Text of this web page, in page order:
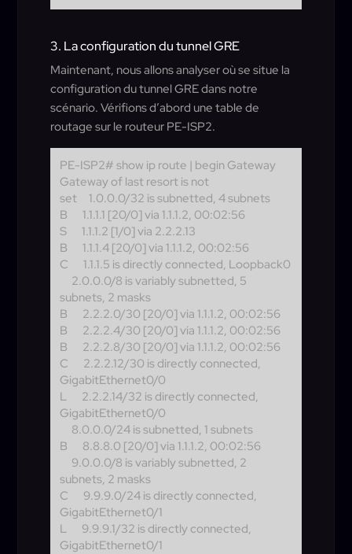
3. La configuration du tunnel GRE
Maintenant, nous allons analyser où se situe la
configuration du tunnel GRE dans notre
scénario. Vérifions d’abord une table de
routage sur le routeur PE-ISP2.
PE-ISP2# show ip route | begin Gateway
Gateway of last resort is not
set
1.0.0.0/32 is subnetted, 4 subnets
B
1.1.1.1 [20/0] via 1.1.1.2, 00:02:56
S
1.1.1.2 [1/0] via 2.2.2.13
B
1.1.1.4 [20/0] via 1.1.1.2, 00:02:56
C
1.1.1.5 is directly connected, Loopback0
2.0.0.0/8 is variably subnetted, 5
subnets, 2 masks
B
2.2.2.0/30 [20/0] via 1.1.1.2, 00:02:56
B
2.2.2.4/30 [20/0] via 1.1.1.2, 00:02:56
B
2.2.2.8/30 [20/0] via 1.1.1.2, 00:02:56
C
2.2.2.12/30 is directly connected,
GigabitEthernet0/0
L
2.2.2.14/32 is directly connected,
GigabitEthernet0/0
8.0.0.0/24 is subnetted, 1 subnets
B
8.8.8.0 [20/0] via 1.1.1.2, 00:02:56
9.0.0.0/8 is variably subnetted, 2
subnets, 2 masks
C
9.9.9.0/24 is directly connected,
GigabitEthernet0/1
L
9.9.9.1/32 is directly connected,
GigabitEthernet0/1